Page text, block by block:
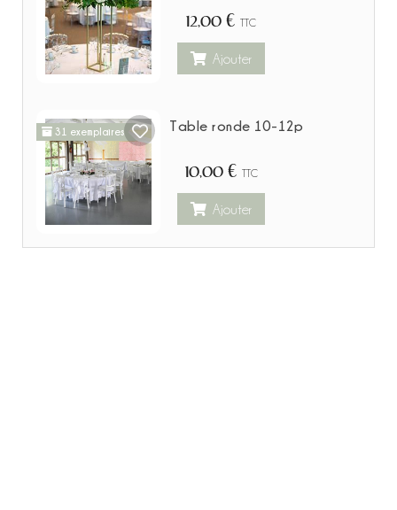
12,00 € TTC
Ajouter
31 exemplaires Table ronde 10-12p
10,00 € TTC
Ajouter